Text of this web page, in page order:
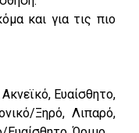
και για τις πιο
Ευαίσθητο,
Ξηρό, Λιπαρό,